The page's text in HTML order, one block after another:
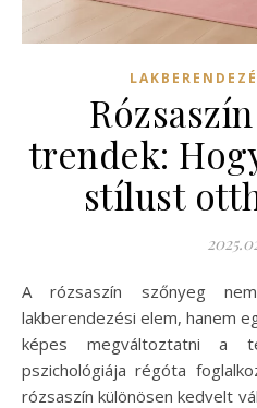
trendek:
stílust
A rózsaszín szőnyeg nem csupán egy egyszerű
lakberendezési elem, hanem
képes megváltoztatni a
pszichológiája régóta
rózsaszín különösen kedvelt